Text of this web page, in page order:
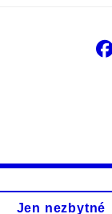
Jen nezbytné